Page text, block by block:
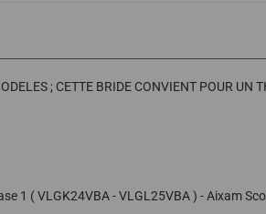
; CETTE BRIDE CONVIENT POUR UN
1 ( VLGK24VBA - VLGL25VBA ) - Aixam